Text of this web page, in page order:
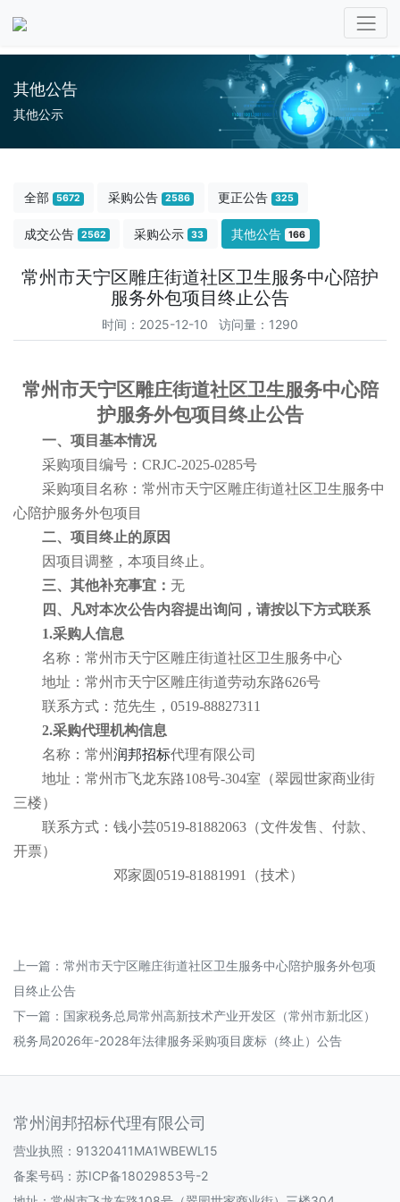
其他公告
其他公示
全部 5672 采购公告 2586 更正公告 325
成交公告 2562 采购公示 33 其他公告 166
常州市天宁区雕庄街道社区卫生服务中心陪护
服务外包项目终止公告
时间：2025-12-10 访问量：1290
常州市天宁区雕庄街道社区卫生服务中心陪
护服务外包项目 终止公告
一、项目基本情况
采购项目编号： CRJC-2025-0285号
采购项目名称： 常州市天宁区雕庄街道社区卫生服务中
心陪护服务外包项目
二、项目终止的原因
因项目调整，本项目终止。
三、其他补充事宜 ： 无
四、凡对本次公告内容提出询问，请按以下方式联系
1.采购人信息
名称： 常州市天宁区雕庄街道社区卫生服务中心
地址：常州市天宁区雕庄街道劳动东路626号
联系方式： 范先生， 0519-88827311
2.采购代理机构信息
名称：常州润邦招标代理有限公司
地址： 常州市飞龙东路108号-304室（翠园世家商业街
三楼）
联系方式：钱小芸0519-81882063（文件发售、付款、
开票）
邓家圆0519-81881991（技术）
上一篇： 常州市天宁区雕庄街道社区卫生服务中心陪护服务外包项
目终止公告
下一篇： 国家税务总局常州高新技术产业开发区（常州市新北区）
税务局2026年-2028年法律服务采购项目废标（终止）公告
常州润邦招标代理有限公司
营业执照：91320411MA1WBEWL15
备案号码： 苏ICP备18029853号-2